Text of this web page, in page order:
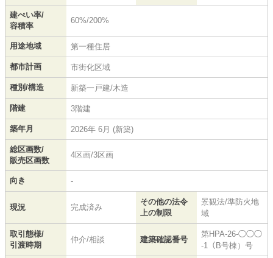
建ぺい率/
容積率
60%/200%
用途地域 第一種住居
都市計画 市街化区域
種別/構造 新築一戸建/木造
階建 3階建
築年月 2026年 6月 (新築)
総区画数/
販売区画数
4区画/3区画
向き -
現況 完成済み
その他の法令
上の制限
景観法/準防火地
域
取引態様/
引渡時期
仲介/相談 建築確認番号
第HPA-26-◯◯◯
-1（B号棟）号